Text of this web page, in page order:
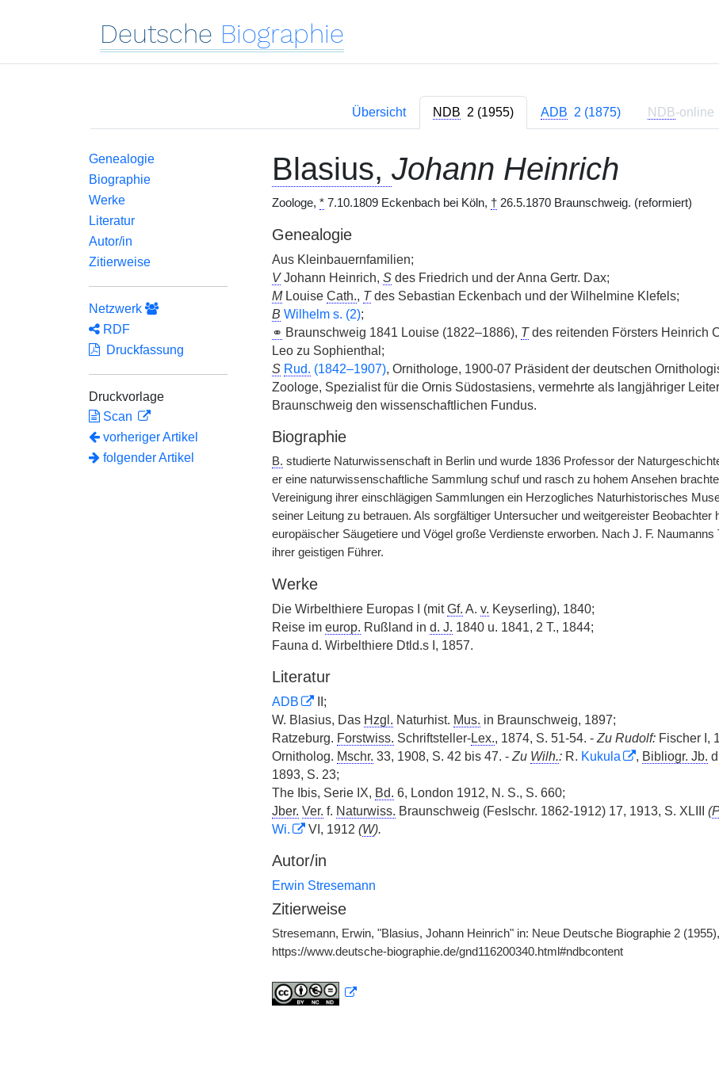
Deutsche Biographie
Übersicht NDB 2 (1955) ADB 2 (1875) NDB-online
Genealogie
Biographie
Werke
Literatur
Autor/in
Zitierweise
Netzwerk
RDF
Druckfassung
Druckvorlage
Scan
vorheriger Artikel
folgender Artikel
Blasius, Johann Heinrich
Zoologe, *7.10.1809 Eckenbach bei Köln, †26.5.1870 Braunschweig. (reformiert)
Genealogie
Aus Kleinbauernfamilien;
VJohann Heinrich, Sdes Friedrich und der Anna Gertr. Dax;
MLouise Cath., Tdes Sebastian Eckenbach und der Wilhelmine Klefels;
B Wilhelm s. (2);
⚭ Braunschweig 1841 Louise (1822–1886), Tdes reitenden Försters Heinrich
Leo zu Sophienthal;
S Rud. (1842–1907), Ornithologe, 1900-07 Präsident der deutschen
Zoologe, Spezialist für die Ornis Südostasiens, vermehrte als langjähriger
Braunschweig den wissenschaftlichen Fundus.
Biographie
B. studierte Naturwissenschaft in Berlin und wurde 1836 Professor der
er eine naturwissenschaftliche Sammlung schuf und rasch zu hohem Ansehen
Vereinigung ihrer einschlägigen Sammlungen ein Herzogliches Naturhistorisches
seiner Leitung zu betrauen. Als sorgfältiger Untersucher und weitgereister
europäischer Säugetiere und Vögel große Verdienste erworben. Nach J. F.
ihrer geistigen Führer.
Werke
Die Wirbelthiere Europas I (mitGf. A. v. Keyserling), 1840;
Reise im europ. Rußland in d. J. 1840 u. 1841, 2 T., 1844;
Fauna d. Wirbelthiere Dtld.s I, 1857.
Literatur
ADB
II;
W. Blasius, Das Hzgl. Naturhist. Mus. in Braunschweig, 1897;
Ratzeburg. Forstwiss. Schriftsteller-Lex., 1874, S. 51-54. - Zu Rudolf:Fischer I,
Ornitholog. Mschr. 33, 1908, S. 42 bis 47. - Zu Wilh.:R. Kukula , Bibliogr. Jb.
1893, S. 23;
The Ibis, Serie IX, Bd. 6, London 1912, N. S., S. 660;
Jber. Ver. f. Naturwiss. Braunschweig (Feslschr. 1862-1912) 17, 1913, S. XLIII (
Wi.
VI, 1912 (W).
Autor/in
Erwin Stresemann
Zitierweise
Stresemann, Erwin, "Blasius, Johann Heinrich" in: Neue Deutsche Biographie 2
https://www.deutsche-biographie.de/gnd116200340.html#ndbcontent